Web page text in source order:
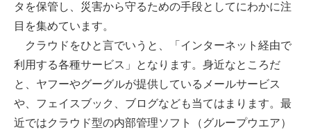
タを保管し、災害から守るための手段としてにわかに注
目を集めています。
クラウドをひと言でいうと、「インターネット経由で
利用する各種サービス」となります。身近なところだ
と、ヤフーやグーグルが提供しているメールサービス
や、フェイスブック、ブログなども当てはまります。最
近ではクラウド型の内部管理ソフト（グループウエア）